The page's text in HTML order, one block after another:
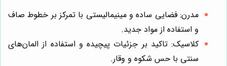
مدرن: فضایی ساده و مینیمالیستی با تمرکز بر خطوط صاف
و استفاده از مواد جدید.
کلاسیک: تاکید بر جزئیات پیچیده و استفاده از المان‌های
سنتی با حس شکوه و وقار.